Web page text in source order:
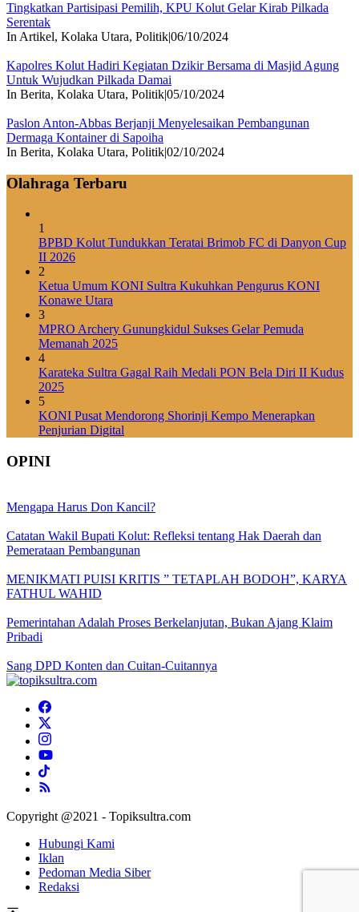
Tingkatkan Partisipasi Pemilih, KPU Kolut Gelar Kirab Pilkada
Serentak
In Artikel, Kolaka Utara, Politik|06/10/2024
Kapolres Kolut Hadiri Kegiatan Dzikir Bersama di Masjid Agung
Untuk Wujudkan Pilkada Damai
In Berita, Kolaka Utara, Politik|05/10/2024
Paslon Anton-Abbas Berjanji Menyelesaikan Pembangunan
Dermaga Kontainer di Sapoiha
In Berita, Kolaka Utara, Politik|02/10/2024
Olahraga Terbaru
1
BPBD Kolut Tundukkan Teratai Brimob FC di Danyon Cup
II 2026
2
Ketua Umum KONI Sultra Kukuhkan Pengurus KONI
Konawe Utara
3
MPRO Archery Gunungkidul Sukses Gelar Pemuda
Memanah 2025
4
Karateka Sultra Gagal Raih Medali PON Bela Diri II Kudus
2025
5
KONI Pusat Mendorong Shorinji Kempo Menerapkan
Penjurian Digital
OPINI
Mengapa Harus Don Kancil?
Catatan Wakil Bupati Kolut: Refleksi tentang Hak Daerah dan
Pemerataan Pembangunan
MENIKMATI PUISI KRITIS ” TETAPLAH BODOH”, KARYA
FATHUL WAHID
Pemerintahan Adalah Proses Berkelanjutan, Bukan Ajang Klaim
Pribadi
Sang DPD Konten dan Cuitan-Cuitannya
Copyright @2021 - Topiksultra.com
Hubungi Kami
Iklan
Pedoman Media Siber
Redaksi